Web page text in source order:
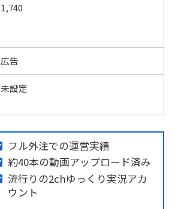
1,740
広告
未設定
フル外注での運営実績
約40本の動画アップロード済み
流行りの2chゆっくり実況アカ
ウント